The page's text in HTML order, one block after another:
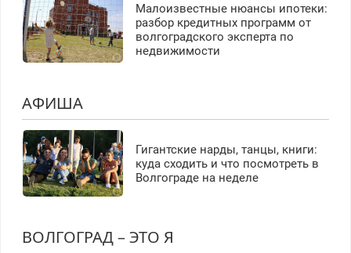
Малоизвестные нюансы ипотеки:
разбор кредитных программ от
волгоградского эксперта по
недвижимости
АФИША
Гигантские нарды, танцы, книги:
куда сходить и что посмотреть в
Волгограде на неделе
ВОЛГОГРАД – ЭТО Я